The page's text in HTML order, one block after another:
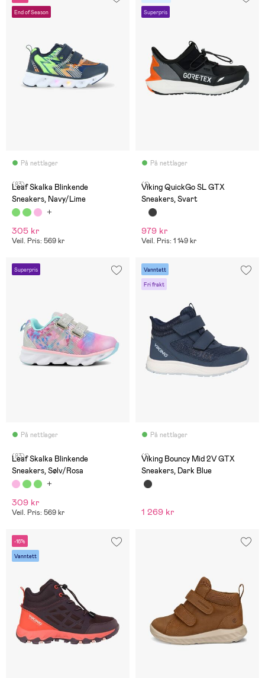
End of Season
På nettlager
(83)
Leaf Skalka Blinkende
Sneakers, Navy/Lime
305 kr
Veil. Pris: 569 kr
Superpris
På nettlager
(1)
Viking QuickGo SL GTX
Sneakers, Svart
979 kr
Veil. Pris: 1 149 kr
Superpris
På nettlager
(83)
Leaf Skalka Blinkende
Sneakers, Sølv/Rosa
309 kr
Veil. Pris: 569 kr
Vanntett
Fri frakt
På nettlager
(1)
Viking Bouncy Mid 2V GTX
Sneakers, Dark Blue
1 269 kr
-16%
Vanntett